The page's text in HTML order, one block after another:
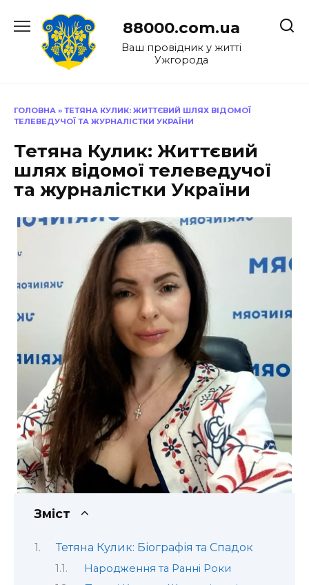
до
88000.com.ua
Ваш провідник у житті
Ужгорода
ГОЛОВНА » ТЕТЯНА КУЛИК: ЖИТТЄВИЙ ШЛЯХ ВІДОМОЇ
ТЕЛЕВЕДУЧОЇ ТА ЖУРНАЛІСТКИ УКРАЇНИ
Тетяна Кулик: Життєвий
шлях відомої телеведучої
та журналістки України
Зміст
Тетяна Кулик: Біографія та Спадок
Народження та Ранні Роки